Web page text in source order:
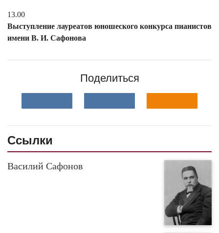
13.00
Выступление лауреатов юношеского конкурса пианистов
имени В. И. Сафонова
Поделиться
Ссылки
Василий Сафонов